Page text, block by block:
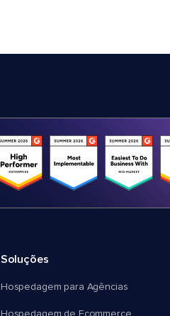
Soluções
Hospedagem para Agências